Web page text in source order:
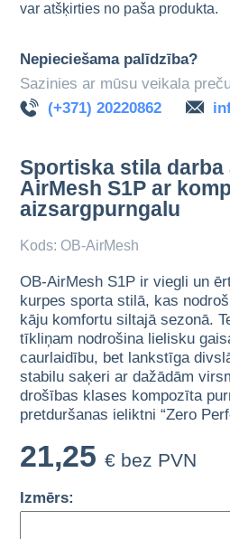
var atšķirties no paša produkta.
Nepieciešama palīdzība?
Sazinies ar mūsu veikala
(+371) 20220862
Sportiska stila darba
AirMesh S1P ar
aizsargpurngalu
Kods: OB-AirMesh
OB-AirMesh S1P ir viegli un
kurpes sporta stilā, kas
kāju komfortu siltajā sezonā.
tīkliņam nodrošina lielisku
caurlaidību, bet lankstīga
stabilu saķeri ar dažādām
drošības klases kompozīta
pretduršanas ieliktni “Zero
21,25 € bez PVN
Izmērs: